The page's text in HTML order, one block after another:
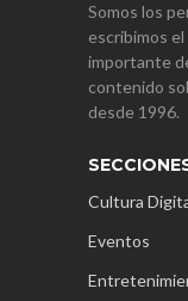
Somos los
escribimos
importante
contenido
desde 1996.
Cultura
Eventos